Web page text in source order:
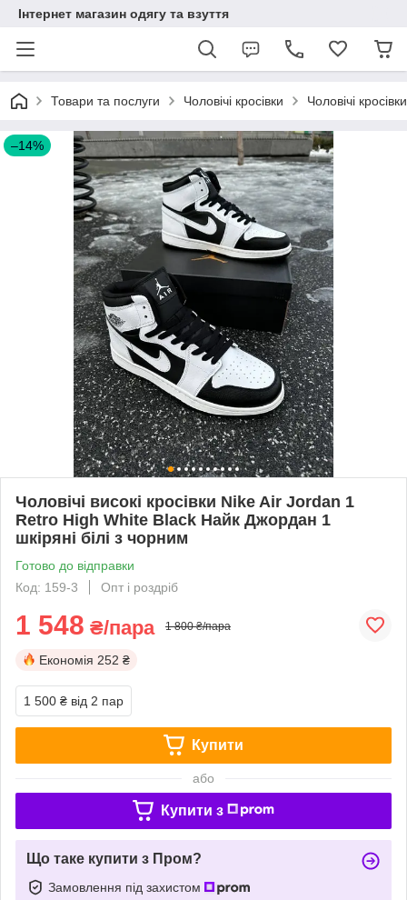
Інтернет магазин одягу та взуття
Товари та послуги Чоловічі кросівки Чоловічі
–14%
Чоловічі високі кросівки Nike Air Jordan 1
Retro High White Black Найк Джордан 1
шкіряні білі з чорним
Готово до відправки
Код: 159-3
Опт і роздріб
1 548 ₴/пара 1 800 ₴/пара
Економія 252 ₴
1 500 ₴ від 2 пар
Купити
або
Купити з
Що таке купити з Пром?
Замовлення під захистом